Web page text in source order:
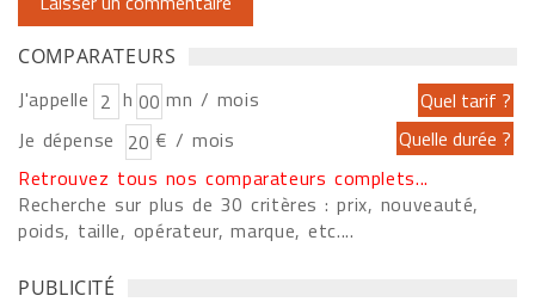
COMPARATEURS
J'appelle h
mn / mois
Je dépense
€ / mois
Retrouvez tous nos comparateurs complets...
Recherche sur plus de 30 critères : prix, nouveauté,
poids, taille, opérateur, marque, etc....
PUBLICITÉ